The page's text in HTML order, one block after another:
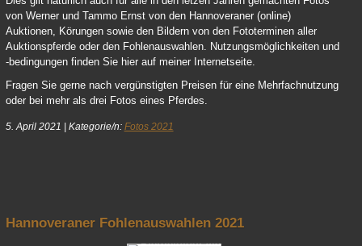
von Werner und Tammo Ernst von den Hannoveraner (online)
Auktionen, Körungen sowie den Bildern von den Fototerminen aller
Auktionspferde oder den Fohlenauswahlen. Nutzungsmöglichkeiten und
-bedingungen finden Sie hier auf meiner Internetseite.
Fragen Sie gerne nach vergünstigten Preisen für eine Mehrfachnutzung
oder bei mehr als drei Fotos eines Pferdes.
5. April 2021 Kategorie/n: Fotos 2021
Hannoveraner Fohlenauswahlen 2021